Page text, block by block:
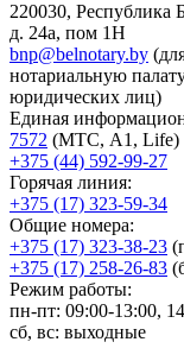
220030, Республика
д. 24а, пом 1Н
bnp@belnotary.by
нотариальную
юридических лиц)
Единая
7572 (МТС, A1, Life)
+375 (44) 592-99-27
Горячая линия:
+375 (17) 323-59-34
Общие номера:
+375 (17) 323-38-23
+375 (17) 258-26-83
Режим работы:
пн-пт: 09:00-13:00,
сб, вс: выходные